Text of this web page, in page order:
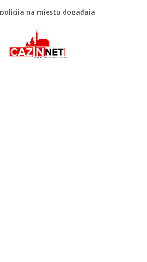
Ovo je 24-godišnji mladić koji je izgubio
Na Ahiret preselio LJUBIJANKIĆ (Hasan)
Na Ahiret preselio HALILOVIĆ (Smajil)